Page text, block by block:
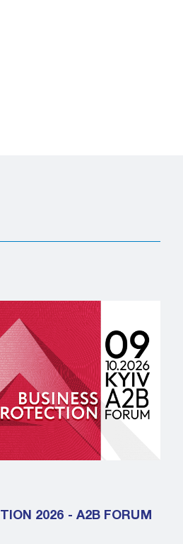
2026 - A2B FORUM